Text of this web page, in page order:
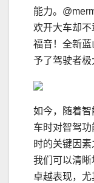
能力。
欢开大车却
福音！全新
予了驾驶者极
如今，随着
车时对智驾
时的关键因素
我们可以清
卓越表现，